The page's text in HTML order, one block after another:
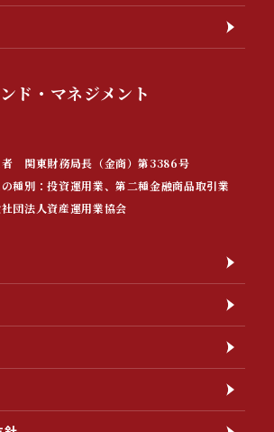
ド・マネジメント
関東財務局長（金商）第3386号
別：投資運用業、第二種金融商品取引業
法人資産運用業協会